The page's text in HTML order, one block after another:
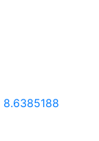
8.6385188